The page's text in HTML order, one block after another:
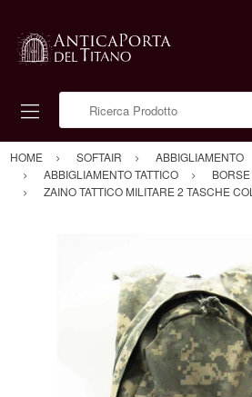
HOME SOFTAIR
ABBIGLIAMENTO
ABBIGLIAMENTO TATTICO
ZAINO TATTICO MILITARE 2 TASCHE